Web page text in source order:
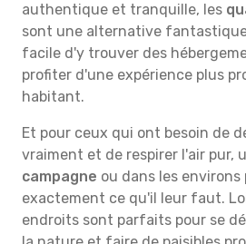
authentique et tranquille, les
sont une alternative
facile d'y trouver des
profiter d'une expérience plus
habitant.
Et pour ceux qui ont besoin de
vraiment et de respirer l'air pur,
campagne ou dans les
exactement ce qu'il leur faut.
endroits sont parfaits pour se